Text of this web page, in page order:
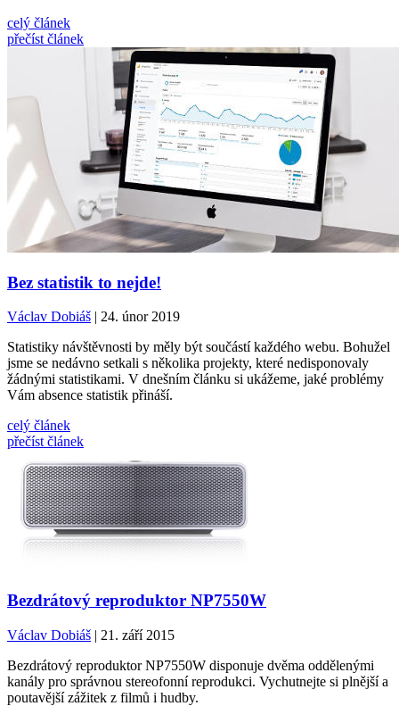
celý článek
přečíst článek
Bez statistik to nejde!
Václav Dobiáš | 24. únor 2019
Statistiky návštěvnosti by měly být součástí každého webu. Bohužel
jsme se nedávno setkali s několika projekty, které nedisponovaly
žádnými statistikami. V dnešním článku si ukážeme, jaké problémy
Vám absence statistik přináší.
celý článek
přečíst článek
Bezdrátový reproduktor NP7550W
Václav Dobiáš | 21. září 2015
Bezdrátový reproduktor NP7550W disponuje dvěma oddělenými
kanály pro správnou stereofonní reprodukci. Vychutnejte si plnější a
poutavější zážitek z filmů i hudby.